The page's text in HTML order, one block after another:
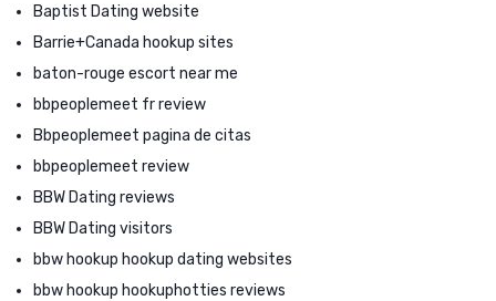
Baptist Dating website
Barrie+Canada hookup sites
baton-rouge escort near me
bbpeoplemeet fr review
Bbpeoplemeet pagina de citas
bbpeoplemeet review
BBW Dating reviews
BBW Dating visitors
bbw hookup hookup dating websites
bbw hookup hookuphotties reviews